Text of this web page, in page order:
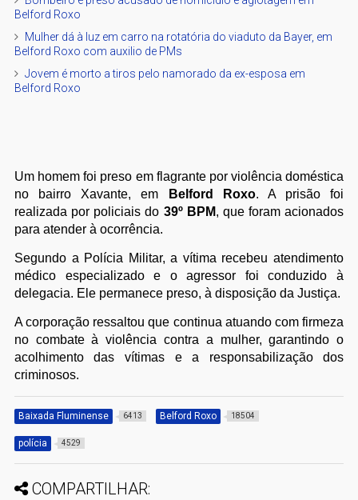
Belford Roxo
Mulher dá à luz em carro na rotatória do viaduto da Bayer, em
Belford Roxo com auxilio de PMs
Jovem é morto a tiros pelo namorado da ex-esposa em
Belford Roxo
Um homem foi preso em flagrante por violência doméstica
no bairro Xavante, em
Belford Roxo. A prisão foi
realizada por policiais do 39º BPM, que foram acionados
para atender à ocorrência.
Segundo a Polícia Militar, a vítima recebeu atendimento
médico especializado e o agressor foi conduzido à
delegacia. Ele permanece preso, à disposição da Justiça.
A corporação ressaltou que continua atuando com firmeza
no combate à violência contra a mulher, garantindo o
acolhimento das vítimas e a responsabilização dos
criminosos.
Baixada Fluminense 6413 Belford Roxo 18504
polícia 4529
COMPARTILHAR: